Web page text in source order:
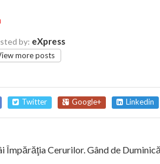
by: eXpress
more posts
Twitter Google+ Linkedin
Împărăţia Cerurilor. Gând de